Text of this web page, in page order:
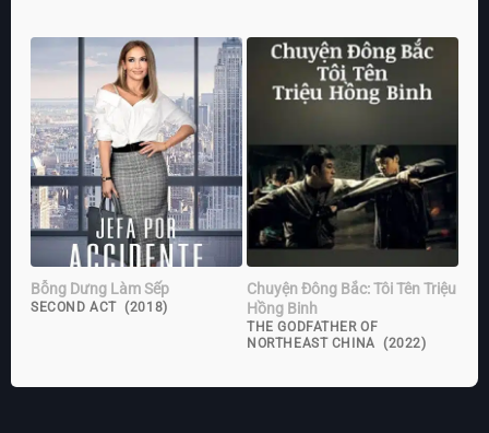
Bỗng Dưng Làm Sếp
SECOND ACT (2018)
Chuyện Đông Bắc: Tôi Tên Triệu
Hồng Binh
THE GODFATHER OF
NORTHEAST CHINA (2022)